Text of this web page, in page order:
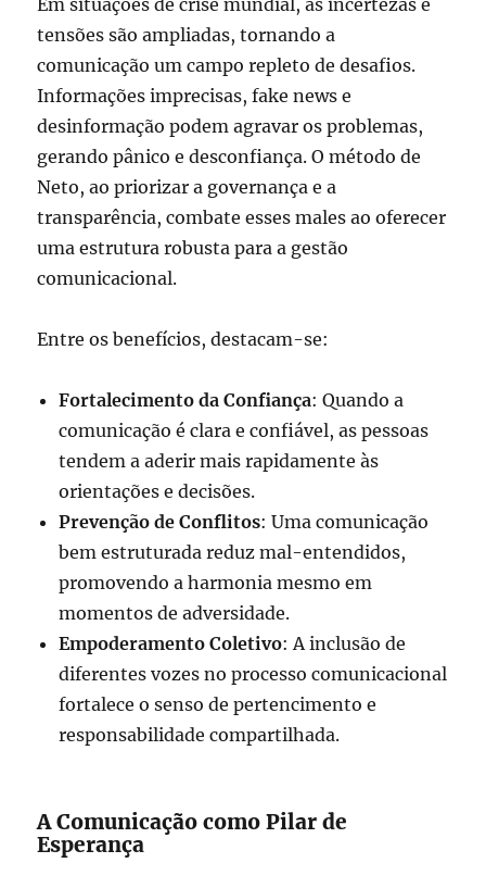
Em situações de crise mundial, as incertezas e
tensões são ampliadas, tornando a
comunicação um campo repleto de desafios.
Informações imprecisas, fake news e
desinformação podem agravar os problemas,
gerando pânico e desconfiança. O método de
Neto, ao priorizar a governança e a
transparência, combate esses males ao oferecer
uma estrutura robusta para a gestão
comunicacional.
Entre os benefícios, destacam-se:
Fortalecimento da Confiança: Quando a
comunicação é clara e confiável, as pessoas
tendem a aderir mais rapidamente às
orientações e decisões.
Prevenção de Conflitos: Uma comunicação
bem estruturada reduz mal-entendidos,
promovendo a harmonia mesmo em
momentos de adversidade.
Empoderamento Coletivo: A inclusão de
diferentes vozes no processo comunicacional
fortalece o senso de pertencimento e
responsabilidade compartilhada.
A Comunicação como Pilar de
Esperança